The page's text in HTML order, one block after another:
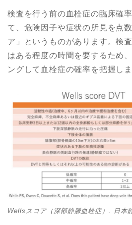
検査を行う前の血栓症の臨床確
て、危険因子や症状の所見を点
ア」というものがあります。検
はある程度の時間を要するため
ングして血栓症の確率を把握しま
Wellsスコア（深部静脈血栓症）. 日本